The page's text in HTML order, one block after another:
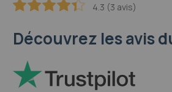
4.3 (3 avis)
Découvrez les avis